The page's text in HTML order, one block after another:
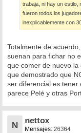
trabaja, ni hay un estilo,
fueron todos los
inexplicablemente con
Totalmente de
suenan para fichar no
que comer de nuevo
que demostrado que
ser diferencial es tener
parece Pelé y otras
N
nettox
Mensajes: 26364